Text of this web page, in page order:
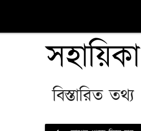
সহায়িকা
বিস্তারিত তথ্য